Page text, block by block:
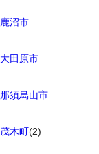
鹿沼市
大田原市
那須烏山市
茂木町(2)